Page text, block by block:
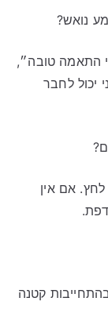
נואש?
התאמה טובה״,
יכול לחבר
אם אין
קטנה